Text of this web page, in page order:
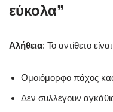
εύκολα”
Αλήθεια: Το αντίθετο
Ομοιόμορφο πάχος
Δεν συλλέγουν